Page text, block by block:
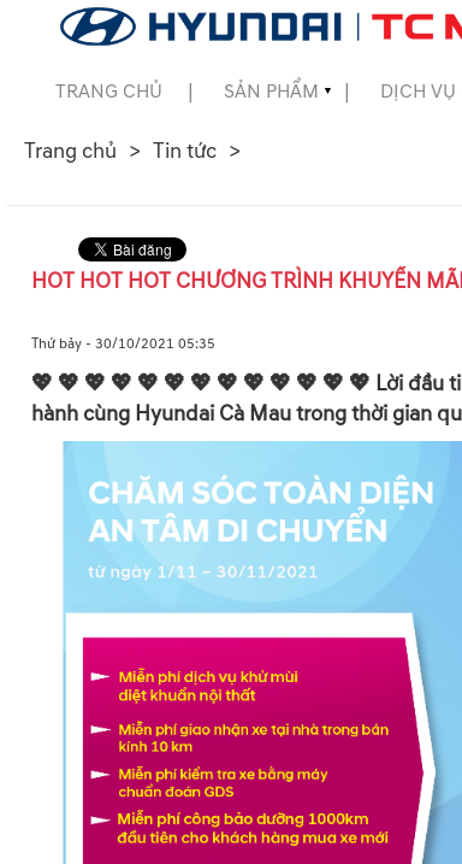
TRANG CHỦ SẢN PHẨM ▼ DỊCH VỤ
Trang chủ Tin tức
HOT HOT HOT CHƯƠNG TRÌNH KHUYẾN
Thứ bảy - 30/10/2021 05:35
💖 💖 💖 💖 💖 💖 💖 💖 💖 💖 💖 💖 💖 Lời đầu
hành cùng Hyundai Cà Mau trong thời gian